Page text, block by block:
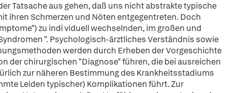
Tatsache aus gehen, daß uns nicht abstrakte typische
ihren Schmerzen und Nöten entgegentreten. Doch
zu indi viduell wechselnden, im großen und
". Psychologisch-ärztliches Verständnis sowie
werden durch Erheben der Vorgeschichte
der chirurgischen "Diagnose" führen, die bei ausreichen
zur näheren Bestimmung des Krankheitsstadiums
Leiden typischer) Komplikationen führt. Zur